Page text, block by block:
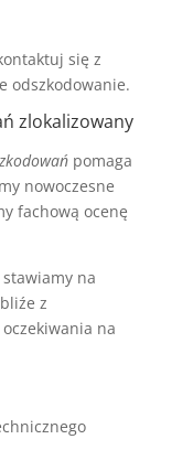
się z
odszkodowanie.
zlokalizowany
pomaga
nowoczesne
fachową ocenę
na
z
na